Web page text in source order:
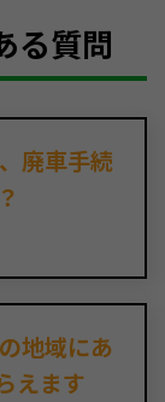
る質問
廃車手続
地域にあ
えます